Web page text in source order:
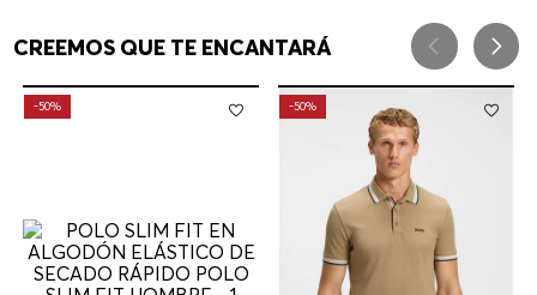
CREEMOS QUE TE ENCANTARÁ
-50% -50%